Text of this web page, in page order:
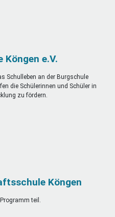
Köngen e.V.
Schulleben an der Burgschule
die Schülerinnen und Schüler in
zu fördern.
Köngen
teil.